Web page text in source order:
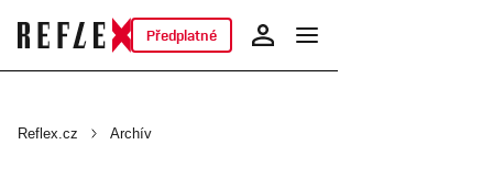
Předplatné
Reflex.cz Archív